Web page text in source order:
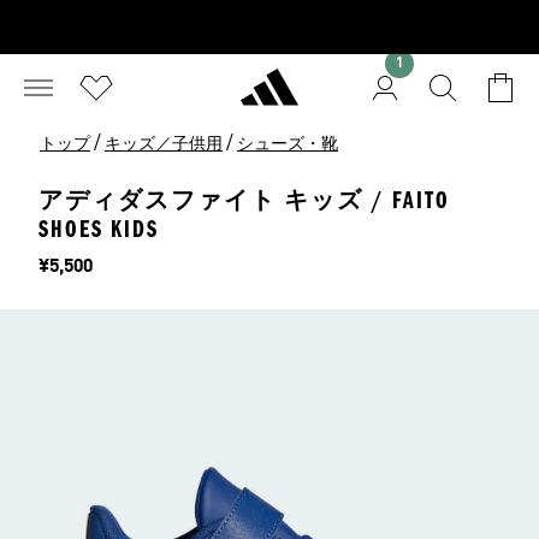
1
トップ / キッズ／子供用 / シューズ・靴
アディダスファイト キッズ / FAITO
SHOES KIDS
価格
¥5,500